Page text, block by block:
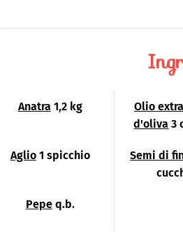
Anatra 1,2 kg
Olio
d'oliva 3
Aglio 1 spicchio Semi di
Pepe q.b.